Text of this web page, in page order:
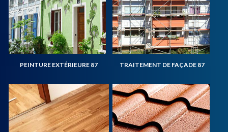
PEINTURE EXTÉRIEURE 87 TRAITEMENT DE FAÇADE 87